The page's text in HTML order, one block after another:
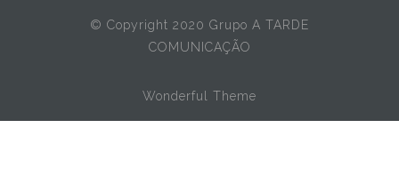
© Copyright 2020 Grupo A TARDE
COMUNICAÇÃO
Wonderful Theme